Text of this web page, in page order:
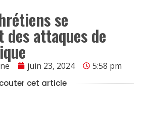
se
des attaques de
juin 23, 2024 5:58 pm
cet article